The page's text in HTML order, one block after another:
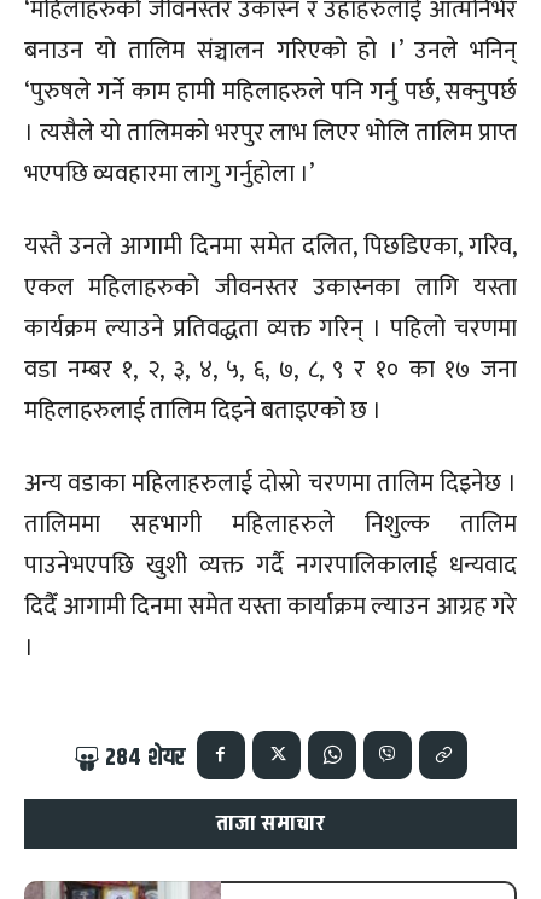
‘महिलाहरुको जीवनस्तर उकास्न र उहाँहरुलाई आत्मनिर्भर
बनाउन यो तालिम संञ्चालन गरिएको हो ।’ उनले भनिन्
‘पुरुषले गर्ने काम हामी महिलाहरुले पनि गर्नु पर्छ, सक्नुपर्छ
। त्यसैले यो तालिमको भरपुर लाभ लिएर भोलि तालिम प्राप्त
भएपछि व्यवहारमा लागु गर्नुहोला ।’
यस्तै उनले आगामी दिनमा समेत दलित, पिछडिएका, गरिव,
एकल महिलाहरुको जीवनस्तर उकास्नका लागि यस्ता
कार्यक्रम ल्याउने प्रतिवद्धता व्यक्त गरिन् । पहिलो चरणमा
वडा नम्बर १, २, ३, ४, ५, ६, ७, ८, ९ र १० का १७ जना
महिलाहरुलाई तालिम दिइने बताइएको छ ।
अन्य वडाका महिलाहरुलाई दोस्रो चरणमा तालिम दिइनेछ ।
तालिममा सहभागी महिलाहरुले निशुल्क तालिम
पाउनेभएपछि खुशी व्यक्त गर्दै नगरपालिकालाई धन्यवाद
दिदैँ आगामी दिनमा समेत यस्ता कार्याक्रम ल्याउन आग्रह गरे
।
284 शेयर
ताजा समाचार